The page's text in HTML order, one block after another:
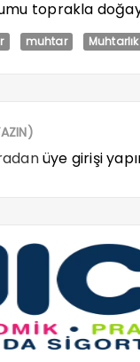
toprakla
muhtar
üye girişi